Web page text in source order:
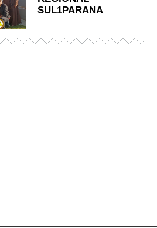
SUL1PARANA